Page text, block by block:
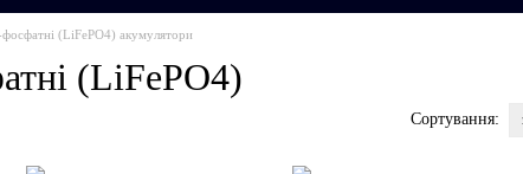
фосфатні (LiFePО4) акумулятори
(LiFePО4)
Сортування: